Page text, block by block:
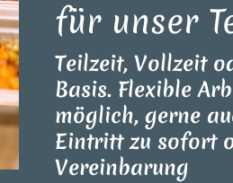
für unser
Teilzeit, Vollzeit
Basis. Flexible
möglich, gerne
Eintritt zu sofort
Vereinbarung